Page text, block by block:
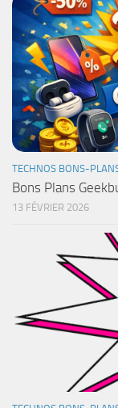
TECHNOS BONS-
Bons Plans
13 FÉVRIER 2026